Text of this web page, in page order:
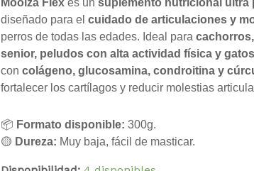
Mooiza Flex es unsuplemento nutricional ultra
diseñado para elcuidado de articulaciones y
perros de todas las edades. Ideal para
senior, peludos con alta actividad física y
concolágeno, glucosamina, condroitina y
fortalecer los cartílagos y reducir molestias
📦 Formato disponible: 300g.
🟡 Dureza: Muy baja, fácil de masticar.